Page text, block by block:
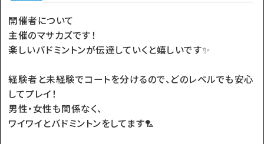
開催者について
主催のマサカズです！
楽しいバドミントンが伝達していくと嬉しいです✨
経験者と未経験でコートを分けるので、どのレベルでも安心
してプレイ！
男性・女性も関係なく、
ワイワイとバドミントンをしてます🏸